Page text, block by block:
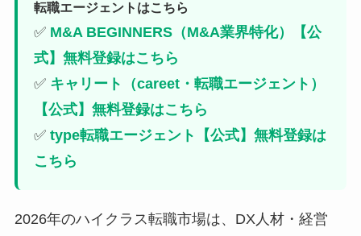
転職エージェントはこちら
✅ M&A BEGINNERS（M&A業界特化）【公
式】無料登録はこちら
✅ キャリート（careet・転職エージェント）
【公式】無料登録はこちら
✅ type転職エージェント【公式】無料登録は
こちら
2026年のハイクラス転職市場は、DX人材・経営